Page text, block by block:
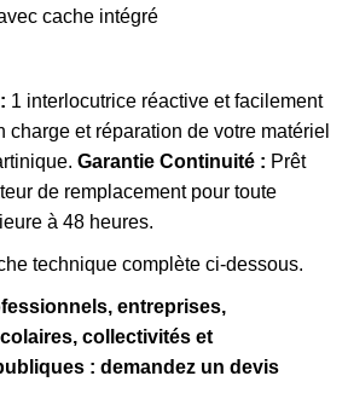
cache intégré
1 interlocutrice réactive et facilement
charge et réparation de votre matériel
Garantie Continuité : Prêt
de remplacement pour toute
à 48 heures.
technique complète ci-dessous.
entreprises,
collectivités et
: demandez un devis